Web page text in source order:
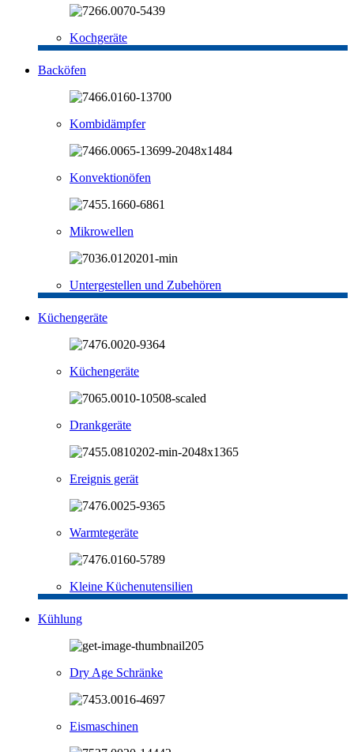
Kochgeräte
Backöfen
Kombidämpfer
Konvektionöfen
Mikrowellen
Untergestellen und Zubehören
Küchengeräte
Küchengeräte
Drankgeräte
Ereignis gerät
Warmtegeräte
Kleine Küchenutensilien
Kühlung
Dry Age Schränke
Eismaschinen